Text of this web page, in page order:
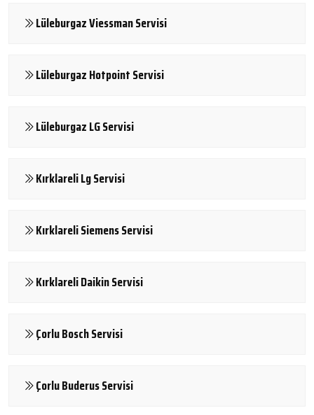
Lüleburgaz Viessman Servisi
Lüleburgaz Hotpoint Servisi
Lüleburgaz LG Servisi
Kırklareli Lg Servisi
Kırklareli Siemens Servisi
Kırklareli Daikin Servisi
Çorlu Bosch Servisi
Çorlu Buderus Servisi